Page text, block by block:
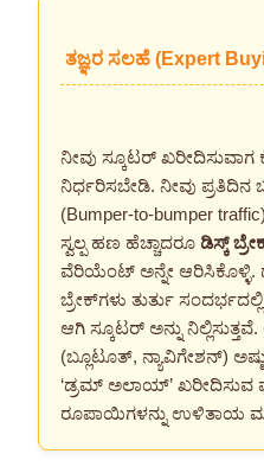
ತಜ್ಞರ ಸಲಹೆ (Expert
ನೀವು ಸ್ಕೂಟರ್
ನಿರ್ಧರಿಸಬೇಡಿ. ನೀವು
(Bumper-to-bumper
ಸ್ವಲ್ಪ ಹಣ ಹೆಚ್ಚಾದರೂ ಡಿಸ್ಕ್
ವೆರಿಯೆಂಟ್ ಅನ್ನೇ ಆರಿಸಿಕೊಳ್ಳಿ.
ಬ್ರೇಕ್‌ಗಳು ತುರ್ತು
ಆಗಿ ಸ್ಕೂಟರ್ ಅನ್ನು
(ಬ್ಲೂಟೂತ್, ನ್ಯಾವಿಗೇಶನ್)
‘ಡ್ರಮ್ ಅಲಾಯ್’ ಖರೀದಿಸುವ
ರೂಪಾಯಿಗಳನ್ನು ಉಳಿತಾಯ